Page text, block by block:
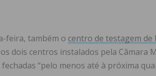
feira, também o centro de testagem de
dois centros instalados pela Câmara
“pelo menos até à próxima